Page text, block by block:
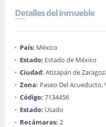
Detalles del inmueble
País: México
Estado: Estado de México
Ciudad: Atizapán de
Zona: Paseo Del Acueducto,
Código: 7134456
Estado: Usado
Recámaras: 2